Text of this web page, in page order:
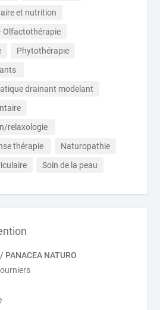
et nutrition
Olfactothérapie
Phytothérapie
drainant modelant
relaxologie
thérapie
Naturopathie
Soin de la peau
PANACEA NATURO